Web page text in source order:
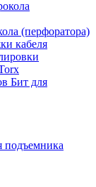
(перфоратора)
кабеля
Бит для
подъемника